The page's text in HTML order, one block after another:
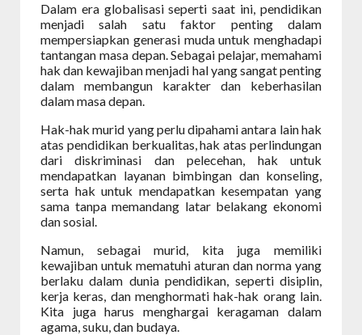
Dalam era globalisasi seperti saat ini, pendidikan
menjadi salah satu faktor penting dalam
mempersiapkan generasi muda untuk menghadapi
tantangan masa depan. Sebagai pelajar, memahami
hak dan kewajiban menjadi hal yang sangat penting
dalam membangun karakter dan keberhasilan
dalam masa depan.
Hak-hak murid yang perlu dipahami antara lain hak
atas pendidikan berkualitas, hak atas perlindungan
dari diskriminasi dan pelecehan, hak untuk
mendapatkan layanan bimbingan dan konseling,
serta hak untuk mendapatkan kesempatan yang
sama tanpa memandang latar belakang ekonomi
dan sosial.
Namun, sebagai murid, kita juga memiliki
kewajiban untuk mematuhi aturan dan norma yang
berlaku dalam dunia pendidikan, seperti disiplin,
kerja keras, dan menghormati hak-hak orang lain.
Kita juga harus menghargai keragaman dalam
agama, suku, dan budaya.